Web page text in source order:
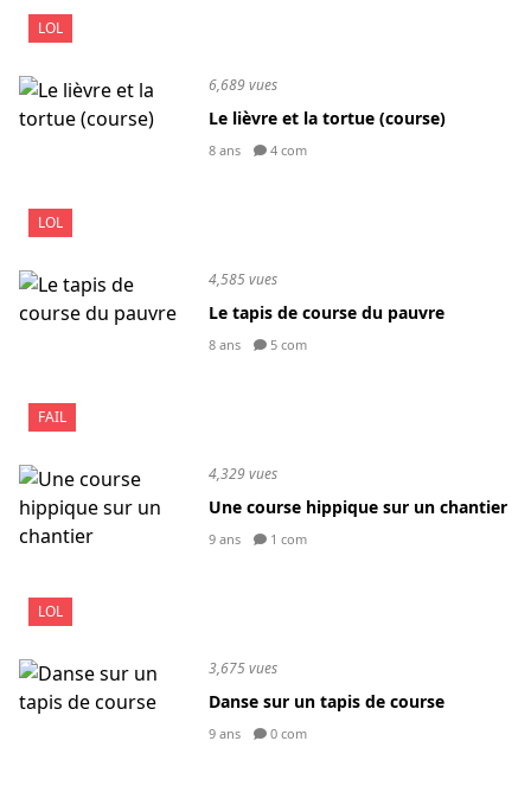
LOL
LOL
6,689 vues
Le lièvre et la tortue (course)
8 ans 4 com
FAIL
4,585 vues
Le tapis de course du pauvre
8 ans 5 com
LOL
4,329 vues
Une course hippique sur un chantier
9 ans 1 com
3,675 vues
Danse sur un tapis de course
9 ans 0 com